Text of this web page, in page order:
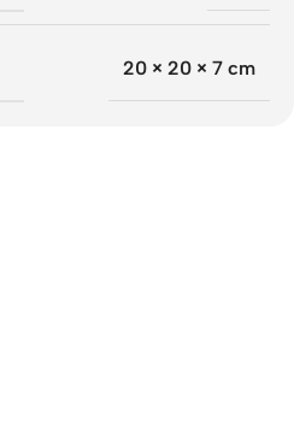
20 × 20 × 7 cm